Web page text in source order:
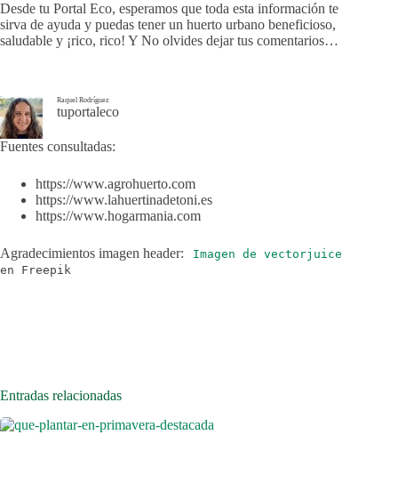
Desde tu Portal Eco, esperamos que toda esta información te
sirva de ayuda y puedas tener un huerto urbano beneficioso,
saludable y ¡rico, rico! Y No olvides dejar tus comentarios…
Raquel Rodríguez
tuportaleco
Fuentes consultadas:
https://www.agrohuerto.com
https://www.lahuertinadetoni.es
https://www.hogarmania.com
Agradecimientos imagen header:
Imagen de vectorjuice
en Freepik
Entradas relacionadas